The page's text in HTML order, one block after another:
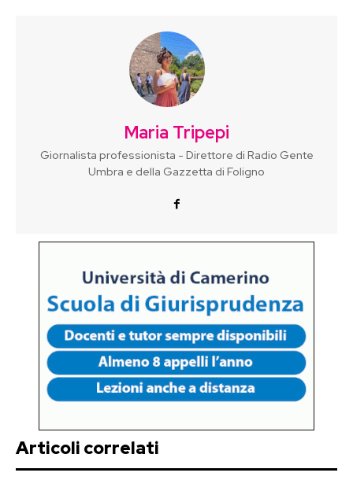
Maria Tripepi
Giornalista professionista - Direttore di Radio Gente
Umbra e della Gazzetta di Foligno
Articoli correlati